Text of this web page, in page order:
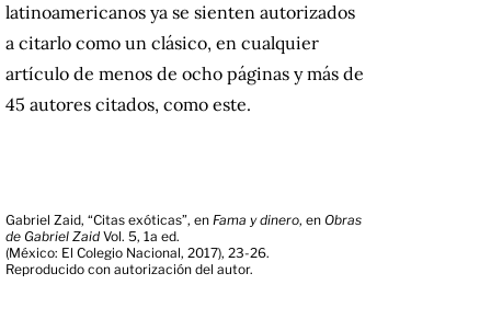
latinoamericanos ya se sienten autorizados
a citarlo como un clásico, en cualquier
artículo de menos de ocho páginas y más de
45 autores citados, como este.
Gabriel Zaid, “Citas exóticas”, en Fama y dinero, en Obras
de Gabriel Zaid Vol. 5, 1a ed.
(México: El Colegio Nacional, 2017), 23-26.
Reproducido con autorización del autor.